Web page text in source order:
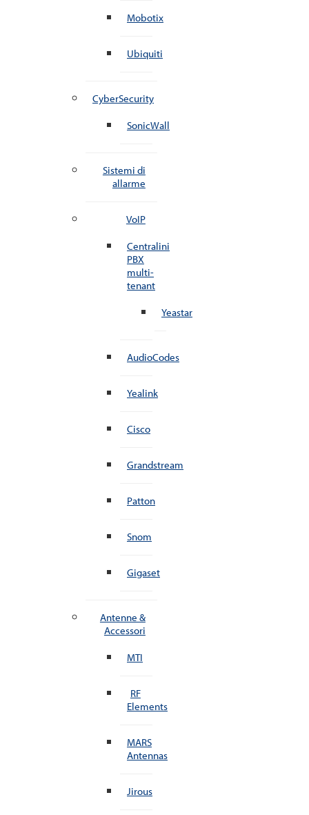
Mobotix
Ubiquiti
CyberSecurity
SonicWall
Sistemi di
allarme
VoIP
Centralini
PBX
multi-
tenant
Yeastar
AudioCodes
Yealink
Cisco
Grandstream
Patton
Snom
Gigaset
Antenne &
Accessori
MTI
RF
Elements
MARS
Antennas
Jirous